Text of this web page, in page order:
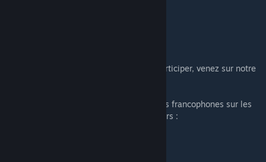
Pour suivre la traduction du mod voire y participer, venez sur notre
Pour suivre, voire participer, aux traductions francophones sur les
jeux Paradox, voici un Discord de traducteurs :